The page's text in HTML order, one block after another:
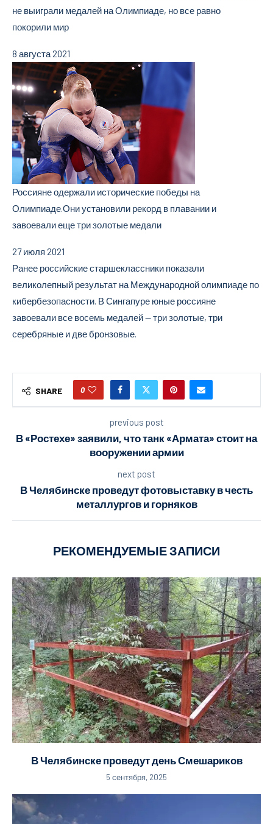
не выиграли медалей на Олимпиаде, но все равно
покорили мир
8 августа 2021
Россияне одержали исторические победы на
Олимпиаде.Они установили рекорд в плавании и
завоевали еще три золотые медали
27 июля 2021
Ранее российские старшеклассники показали
великолепный результат на Международной олимпиаде по
кибербезопасности. В Сингапуре юные россияне
завоевали все восемь медалей — три золотые, три
серебряные и две бронзовые.
SHARE 0
previous post
В «Ростехе» заявили, что танк «Армата» стоит на
вооружении армии
next post
В Челябинске проведут фотовыставку в честь
металлургов и горняков
РЕКОМЕНДУЕМЫЕ ЗАПИСИ
В Челябинске проведут день Смешариков
5 сентября, 2025